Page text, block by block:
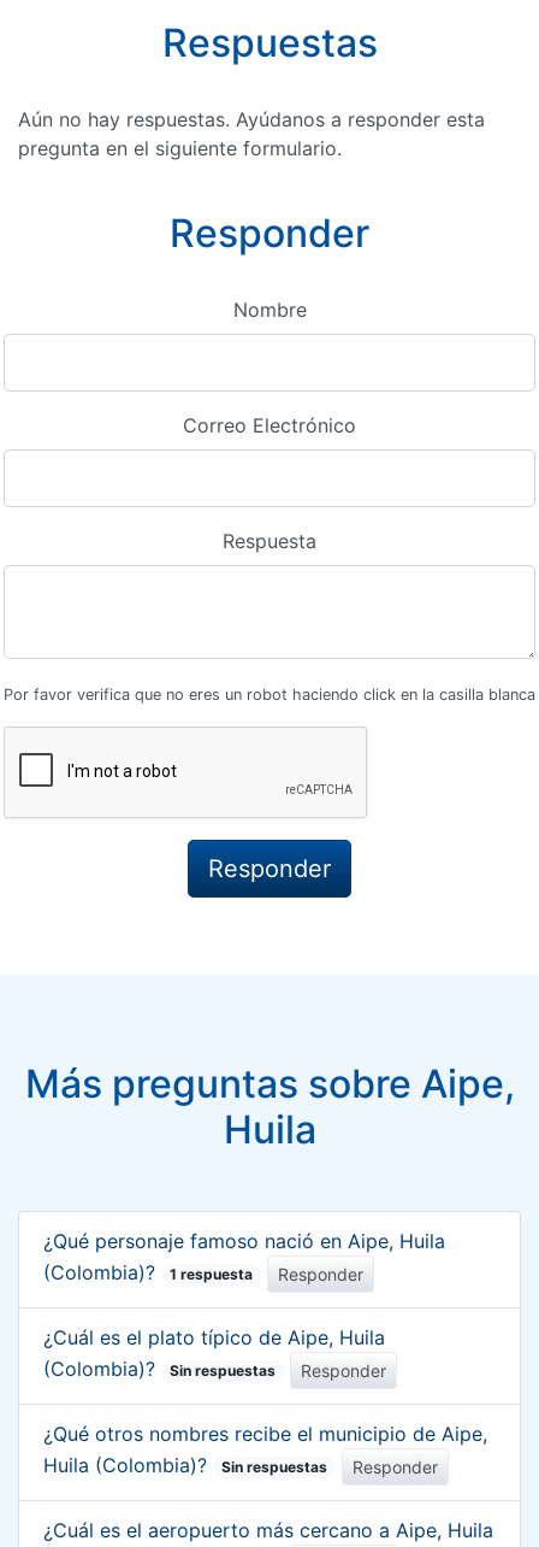
Respuestas
Aún no hay respuestas. Ayúdanos a responder esta
pregunta en el siguiente formulario.
Responder
Nombre
Correo Electrónico
Respuesta
Por favor verifica que no eres un robot haciendo click en la casilla blanca
Más preguntas sobre Aipe,
Huila
¿Qué personaje famoso nació en Aipe, Huila
(Colombia)?
1 respuesta Responder
¿Cuál es el plato típico de Aipe, Huila
(Colombia)?
Sin respuestas Responder
¿Qué otros nombres recibe el municipio de Aipe,
Huila (Colombia)?
Sin respuestas Responder
¿Cuál es el aeropuerto más cercano a Aipe, Huila